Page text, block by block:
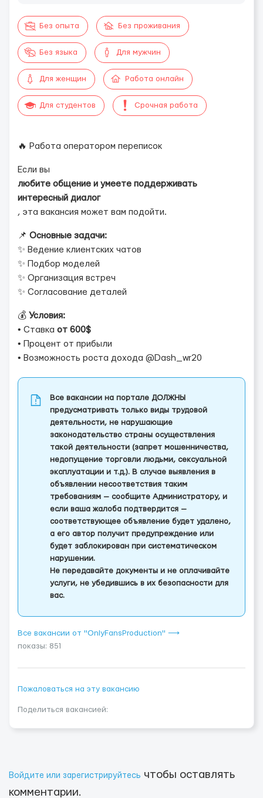
Без опыта Без проживания
Без языка Для мужчин
Для женщин Работа онлайн
Для студентов Срочная работа
🔥 Работа оператором переписок
Если вы
любите общение и умеете поддерживать
интересный диалог
, эта вакансия может вам подойти.
📌 Основные задачи:
✨ Ведение клиентских чатов
✨ Подбор моделей
✨ Организация встреч
✨ Согласование деталей
💰 Условия:
• Ставка от 600$
• Процент от прибыли
• Возможность роста дохода @Dash_wr20
Все вакансии на портале ДОЛЖНЫ
предусматривать только виды трудовой
деятельности, не нарушающие
законодательство страны осуществления
такой деятельности (запрет мошенничества,
недопущение торговли людьми, сексуальной
эксплуатации и т.д.). В случае выявления в
объявлении несоответствия таким
требованиям — сообщите Администратору, и
если ваша жалоба подтвердится —
соответствующее объявление будет удалено,
а его автор получит предупреждение или
будет заблокирован при систематическом
нарушении.
Не передавайте документы и не оплачивайте
услуги, не убедившись в их безопасности для
вас.
Все вакансии от "OnlyFansProduction" ⟶
показы: 851
Пожаловаться на эту вакансию
Поделиться вакансией:
Войдите или зарегистрируйтесь чтобы оставлять
комментарии.